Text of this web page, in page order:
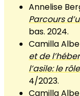
Annelise
Parcours
bas. 2024.
Camilla
et de
l’asile: le
4/2023.
Camilla